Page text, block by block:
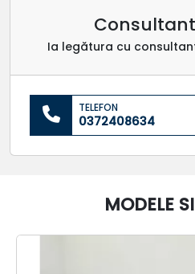
Ia legătura cu
TELEFON
0372408634
MODELE